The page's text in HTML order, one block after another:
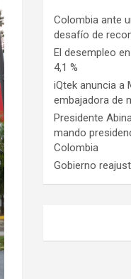
Colombia ante
desafío de
El desempleo
4,1 %
iQtek anuncia a
embajadora de
Presidente
mando
Colombia
Gobierno